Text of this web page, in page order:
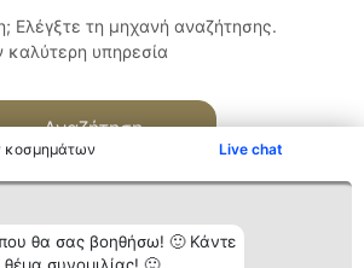
κοσμημάτων Live chat
θα σας βοηθήσω! 🙂 Κάντε
Ελέγξτε τη μηχανή αναζήτησης.
καλύτερη υπηρεσία
Αναζήτηση